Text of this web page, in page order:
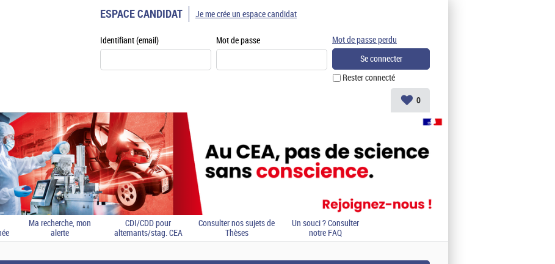
ESPACE CANDIDAT
Identifiant (email) Mot de passe
Rester connecté
Mot de passe perdu
Je me crée un espace candidat
0
Ma recherche, mon
alerte
CDI/CDD pour
alternants/stag. CEA
Consulter nos sujets de
Thèses
Un souci ? Consulter
notre FAQ